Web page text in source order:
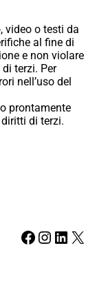
video o testi da
al fine di
e non violare
terzi. Per
nell’uso del
prontamente
di terzi.
Facebook Instagram LinkedIn X